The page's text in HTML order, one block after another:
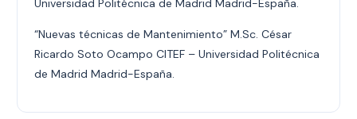
Universidad Politécnica de Madrid Madrid-España.
“Nuevas técnicas de Mantenimiento” M.Sc. César
Ricardo Soto Ocampo CITEF – Universidad Politécnica
de Madrid Madrid-España.